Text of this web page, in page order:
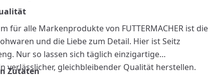
für alle Markenprodukte von FUTTERMACHER ist die
und die Liebe zum Detail. Hier ist Seitz
Nur so lassen sich täglich einzigartige
verlässlicher, gleichbleibender Qualität herstellen.
Zutaten